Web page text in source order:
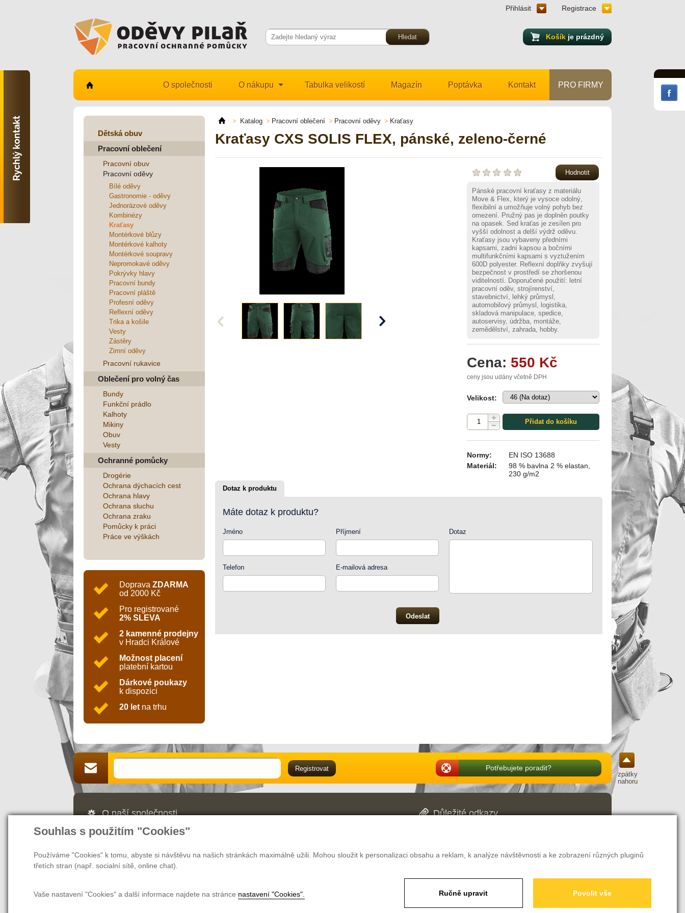
Souhlas s použitím "Cookies"
Používáme "Cookies" k tomu, abyste si návštěvu na našich stránkách maximálně užili. Mohou sloužit k personalizaci obsahu a reklam, k analýze návštěvnosti a ke zobrazení různých pluginů
třetích stran (např. socialní sítě, online chat).
Vaše nastavení "Cookies" a další informace najdete na stránce nastavení "Cookies". Ručně upravit Povolit vše
Košík je prázdný
Přihlásit Registrace
O společnosti O nákupu Tabulka velikostí Magazín Poptávka Kontakt PRO FIRMY
Dětská obuv
Pracovní oblečení
Pracovní obuv
Pracovní oděvy
Bílé oděvy
Gastronomie - oděvy
Jednorázové oděvy
Kombinézy
Kraťasy
Montérkové blůzy
Montérkové kalhoty
Montérkové soupravy
Nepromokavé oděvy
Pokrývky hlavy
Pracovní bundy
Pracovní pláště
Profesní oděvy
Reflexní oděvy
Trika a košile
Vesty
Zástěry
Zimní oděvy
Pracovní rukavice
Oblečení pro volný čas
Bundy
Funkční prádlo
Kalhoty
Mikiny
Obuv
Vesty
Ochranné pomůcky
Drogérie
Ochrana dýchacích cest
Ochrana hlavy
Ochrana sluchu
Ochrana zraku
Pomůcky k práci
Práce ve výškách
Doprava ZDARMA
od 2000 Kč
Pro registrované
2% SLEVA
2 kamenné prodejny
v Hradci Králové
Možnost placení
platební kartou
Dárkové poukazy
k dispozici
20 let na trhu
Katalog Pracovní oblečení Pracovní oděvy Kraťasy
Kraťasy CXS SOLIS FLEX, pánské, zeleno-černé
Hodnotit
Pánské pracovní kraťasy z materiálu
Move & Flex, který je vysoce odolný,
flexibilní a umožňuje volný pohyb bez
omezení. Pružný pas je doplněn poutky
na opasek. Sed kraťas je zesílen pro
vyšší odolnost a delší výdrž oděvu.
Kraťasy jsou vybaveny předními
kapsami, zadní kapsou a bočními
multifunkčními kapsami s vyztužením
600D polyester. Reflexní doplňky zvyšují
bezpečnost v prostředí se zhoršenou
viditelností. Doporučené použití: letní
pracovní oděv, strojírenství,
stavebnictví, lehký průmysl,
automobilový průmysl, logistika,
skladová manipulace, spedice,
autoservisy, údržba, montáže,
zemědělství, zahrada, hobby.
Cena: 550 Kč
ceny jsou udány včetně DPH
Velikost:
Přidat do košíku
Normy:
EN ISO 13688
Materiál:
98 % bavlna 2 % elastan,
230 g/m2
Dotaz k produktu
Máte dotaz k produktu?
Jméno
Telefon
Příjmení
E-mailová adresa
Dotaz
Kontaktujte nás
info@odevy-pilar.cz
Potřebujete poradit?
O naší společnosti
Jsme Vaším partnerem a prodejcem v oblasti pracovně ochranných pomůcek. Mimo
další užitečné informace nejen pro zaměstnavatele.
Důležité odkazy
Poučení o odstoupení od smlouvy
zpátky
nahoru